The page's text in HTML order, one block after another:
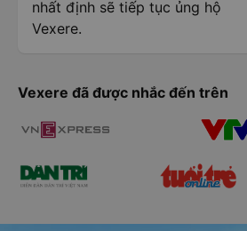
nhất định sẽ tiếp tục ủng hộ
Vexere.
Vexere đã được nhắc đến trên